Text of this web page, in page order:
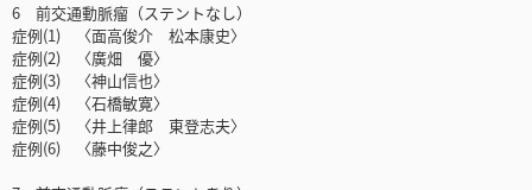
6 前交通動脈瘤（ステントなし）
症例(1) 〈面高俊介 松本康史〉
症例(2) 〈廣畑 優〉
症例(3) 〈神山信也〉
症例(4) 〈石橋敏寛〉
症例(5) 〈井上律郎 東登志夫〉
症例(6) 〈藤中俊之〉